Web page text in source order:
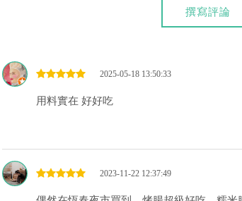
撰寫評論
2025-05-18 13:50:33
用料實在 好好吃
2023-11-22 12:37:49